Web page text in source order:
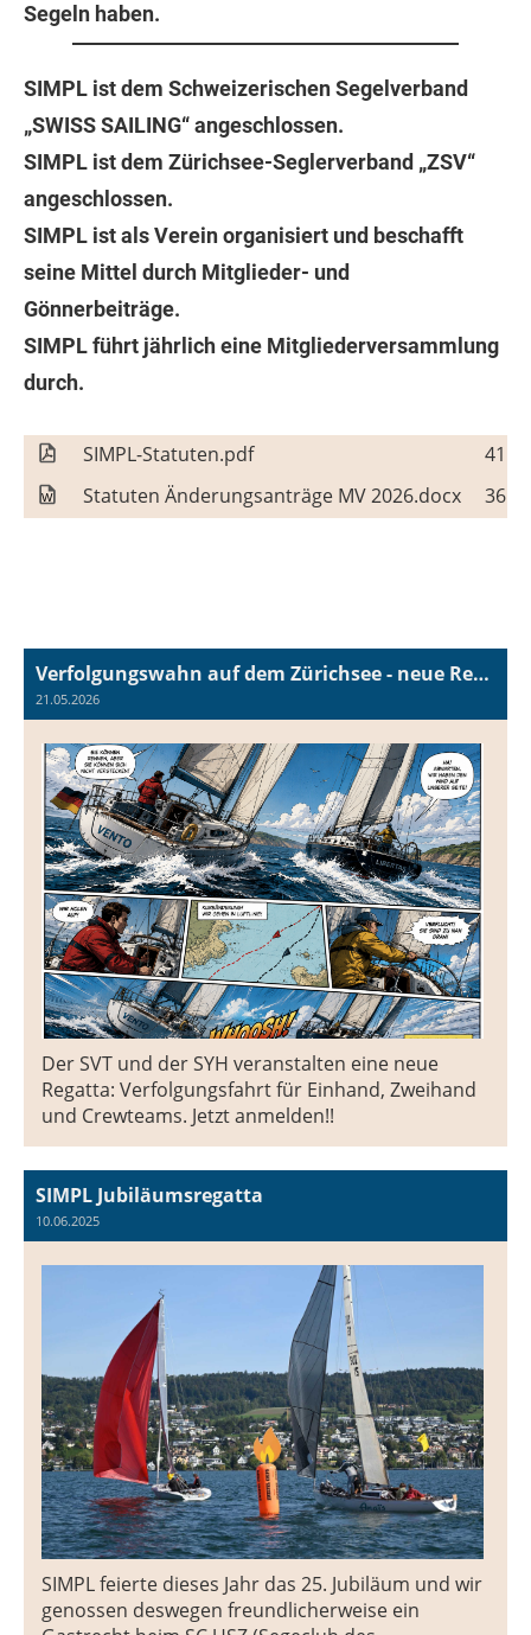
Segeln haben.
SIMPL ist dem Schweizerischen Segelverband
„SWISS SAILING“ angeschlossen.
SIMPL ist dem Zürichsee-Seglerverband „ZSV“
angeschlossen.
SIMPL ist als Verein organisiert und beschafft
seine Mittel durch Mitglieder- und
Gönnerbeiträge.
SIMPLführt jährlich eine Mitgliederversammlung
durch.
SIMPL-Statuten.pdf
41
Statuten Änderungsanträge MV 2026.docx
36
Verfolgungswahn auf dem Zürichsee - neue Regatta am 6. Juni
21.05.2026
Der SVT und der SYH veranstalten eine neue
Regatta: Verfolgungsfahrt für Einhand, Zweihand
und Crewteams. Jetzt anmelden!!
SIMPL Jubiläumsregatta
10.06.2025
SIMPL feierte dieses Jahr das 25. Jubiläum und wir
genossen deswegen freundlicherweise ein